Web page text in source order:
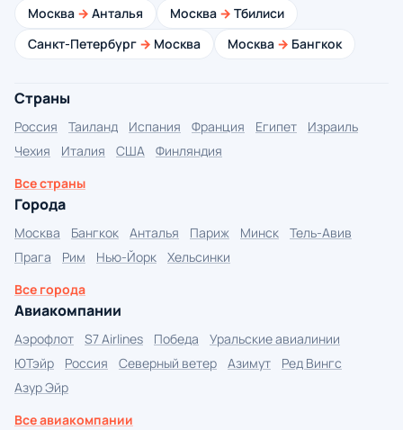
Москва → Анталья Москва → Тбилиси
Санкт-Петербург → Москва Москва → Бангкок
Страны
Россия Таиланд Испания Франция Египет
Израиль
Чехия
Италия США
Финляндия
Все страны
Города
Москва Бангкок Анталья Париж Минск
Тель-Авив
Прага
Рим Нью-Йорк
Хельсинки
Все города
Авиакомпании
Аэрофлот S7 Airlines Победа
Уральские авиалинии
ЮТэйр
Россия Северный ветер Азимут
Ред Вингс
Азур Эйр
Все авиакомпании